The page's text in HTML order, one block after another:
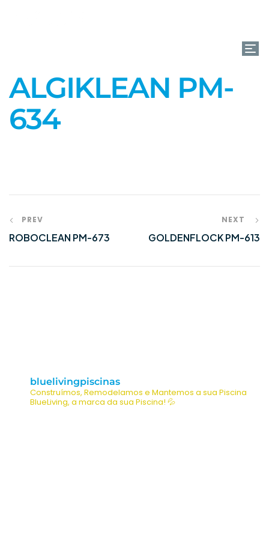
ALGIKLEAN PM-
634
PREV
ROBOCLEAN PM-673
NEXT
GOLDENFLOCK PM-613
bluelivingpiscinas
Construímos, Remodelamos e Mantemos a sua Piscina
BlueLiving, a marca da sua Piscina! 💦